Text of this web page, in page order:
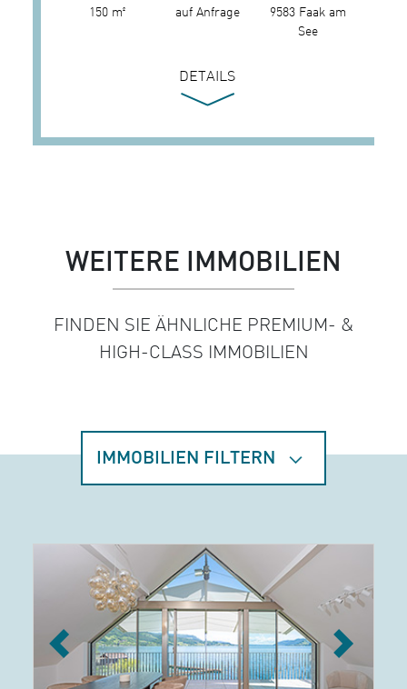
150 m² auf Anfrage
9583 Faak am
See
DETAILS
WEITERE IMMOBILIEN
FINDEN SIE ÄHNLICHE PREMIUM- &
HIGH-CLASS IMMOBILIEN
IMMOBILIEN FILTERN
Previous Next